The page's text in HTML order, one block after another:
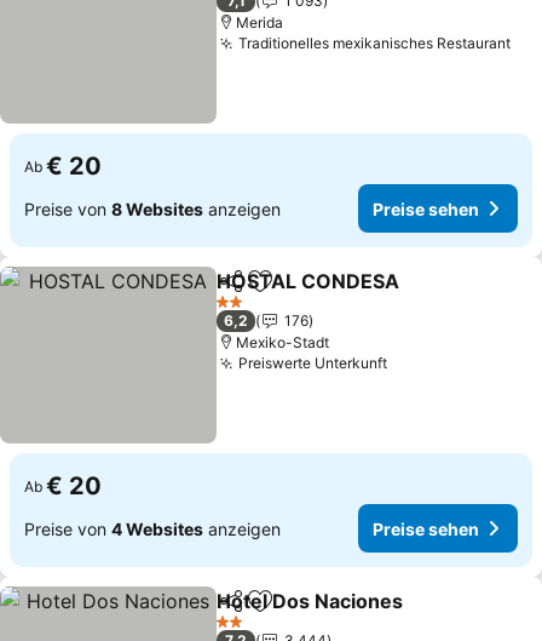
Merida
Traditionelles mexikanisches Restaurant
Ab € 20
Preise von 8 Websites anzeigen Preise sehen
TeilenZu Favoriten hinzufügen
HOSTAL CONDESA
2 Sterne
6,2
176
Mexiko-Stadt
Preiswerte Unterkunft
Ab € 20
Preise von 4 Websites anzeigen Preise sehen
TeilenZu Favoriten hinzufügen
Hotel Dos Naciones
2 Sterne